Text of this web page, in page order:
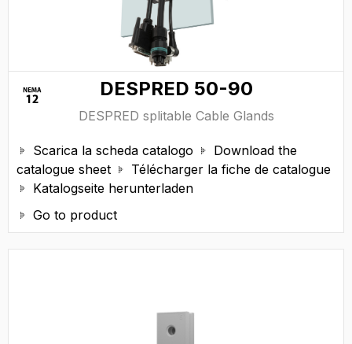
DESPRED 50-90
DESPRED splitable Cable Glands
 Scarica la scheda catalogo 
Download the
catalogue sheet
 Télécharger la fiche de catalogue
 Katalogseite herunterladen
 Go to product